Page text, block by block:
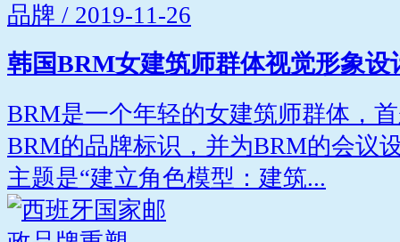
品牌 / 2019-11-26
韩国BRM女建筑师群体视觉形象设
BRM是一个年轻的女建筑师群体，
BRM的品牌标识，并为BRM的会议
主题是“建立角色模型：建筑...